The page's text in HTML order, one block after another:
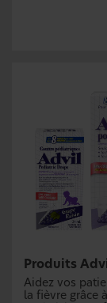
Produits
Aidez vos
la fièvre grâce